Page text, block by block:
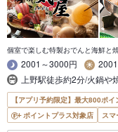
個室で楽しむ特製おでんと海鮮と
2001～3000円
上野駅徒歩約2分/火鍋
【アプリ予約限定】最大800ポ
ポイントプラス対象店
ス